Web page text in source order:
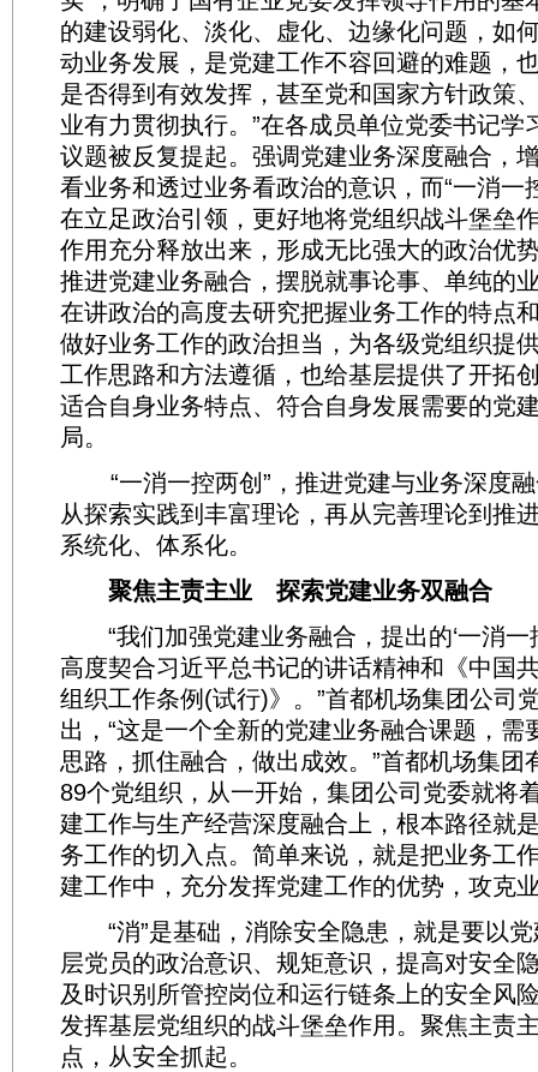
的建设弱化、淡化、虚化、边缘化问题，如
动业务发展，是党建工作不容回避的难题，
是否得到有效发挥，甚至党和国家方针政策
业有力贯彻执行。”在各成员单位党委书记学
议题被反复提起。强调党建业务深度融合，
看业务和透过业务看政治的意识，而“一消一
在立足政治引领，更好地将党组织战斗堡垒
作用充分释放出来，形成无比强大的政治优
推进党建业务融合，摆脱就事论事、单纯的
在讲政治的高度去研究把握业务工作的特点
做好业务工作的政治担当，为各级党组织提
工作思路和方法遵循，也给基层提供了开拓
适合自身业务特点、符合自身发展需要的党
局。
“一消一控两创”，推进党建与业务深度融
从探索实践到丰富理论，再从完善理论到推
系统化、体系化。
聚焦主责主业 探索党建业务双融合
“我们加强党建业务融合，提出的‘一消一
高度契合习近平总书记的讲话精神和《中国
组织工作条例(试行)》。”首都机场集团公司
出，“这是一个全新的党建业务融合课题，需
思路，抓住融合，做出成效。”首都机场集团
89个党组织，从一开始，集团公司党委就将
建工作与生产经营深度融合上，根本路径就
务工作的切入点。简单来说，就是把业务工
建工作中，充分发挥党建工作的优势，攻克
“消”是基础，消除安全隐患，就是要以党
层党员的政治意识、规矩意识，提高对安全
及时识别所管控岗位和运行链条上的安全风
发挥基层党组织的战斗堡垒作用。聚焦主责
点，从安全抓起。